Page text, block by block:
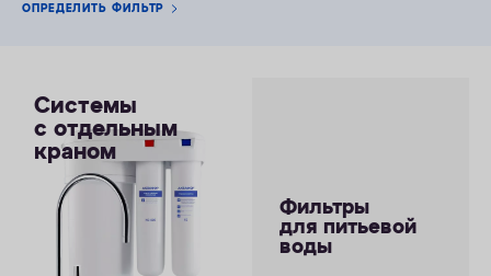
ОПРЕДЕЛИТЬ ФИЛЬТР
Системы
с отдельным
краном
Фильтры
для питьевой
воды